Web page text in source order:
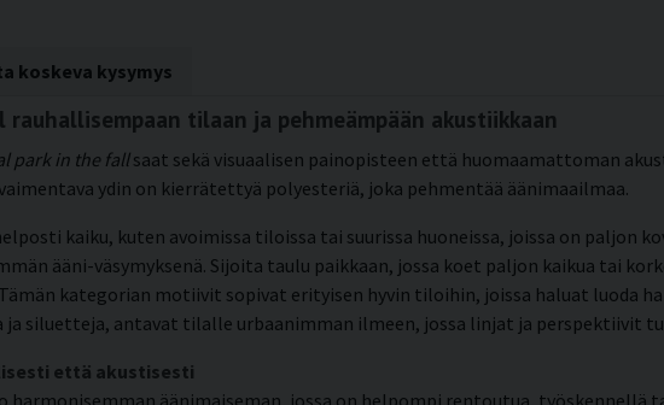
koskeva kysymys
tilaan ja pehmeämpään akustiikkaan
park in the fallsaat sekä visuaalisen painopisteen että huomaamattoman
ydin on kierrätettyä polyesteriä, joka pehmentää äänimaailmaa.
kaiku, kuten avoimissa tiloissa tai suurissa huoneissa, joissa on paljon
ääni-väsymyksenä. Sijoita taulu paikkaan, jossa koet paljon kaikua tai
kategorian motiivit sopivat erityisen hyvin tiloihin, joissa haluat luoda
siluetteja, antavat tilalle urbaanimman ilmeen, jossa linjat ja perspektiivit
että akustisesti
harmonisemman äänimaiseman, jossa on helpompi rentoutua, työskennellä